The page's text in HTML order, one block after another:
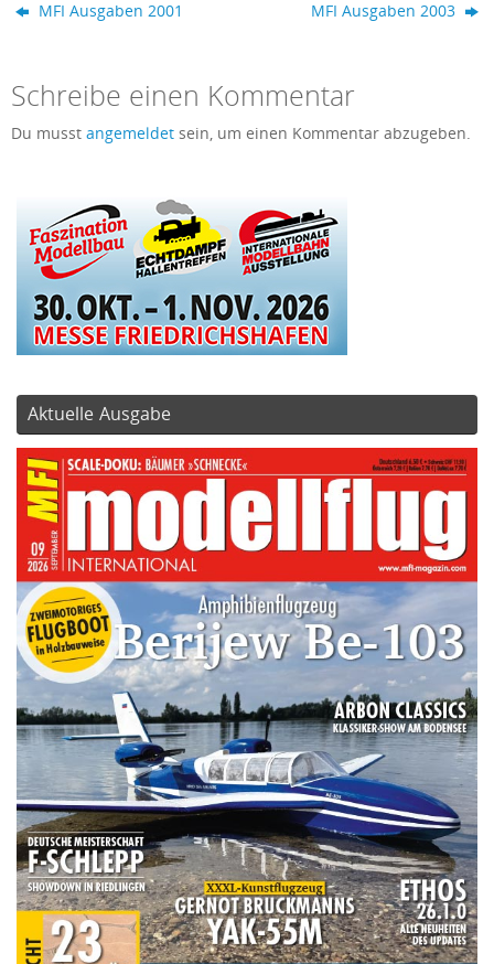
MFI Ausgaben 2001 MFI Ausgaben 2003
Schreibe einen Kommentar
Du musst angemeldet sein, um einen Kommentar abzugeben.
Aktuelle Ausgabe